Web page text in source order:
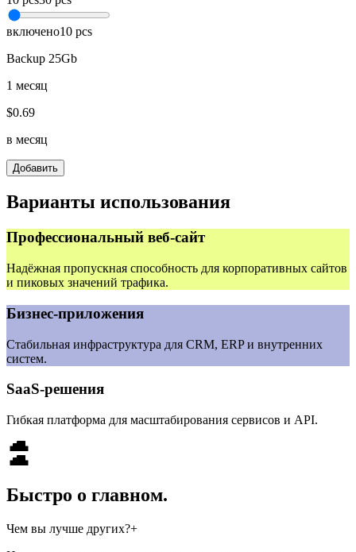
включено10 pcs
Backup 25Gb
1 месяц
$0.69
в месяц
Добавить
Варианты использования
Профессиональный веб-сайт
Надёжная пропускная способность для корпоративных сайтов
и пиковых значений трафика.
Бизнес-приложения
Стабильная инфраструктура для CRM, ERP и внутренних
систем.
SaaS-решения
Гибкая платформа для масштабирования сервисов и API.
Быстро о главном.
Чем вы лучше других?+